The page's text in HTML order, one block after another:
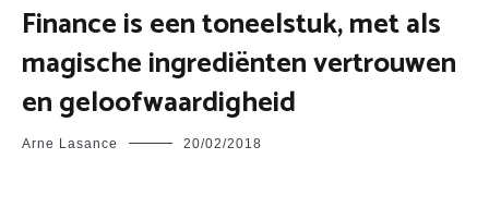
Finance is een toneelstuk, met als
magische ingrediënten vertrouwen
en geloofwaardigheid
Arne Lasance 20/02/2018